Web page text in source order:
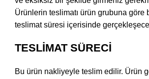
Ürünlerin teslimatı ürün grubuna göre
teslimat süresi içerisinde
TESLİMAT SÜRECİ
Bu ürün nakliyeyle teslim edilir. Ürün